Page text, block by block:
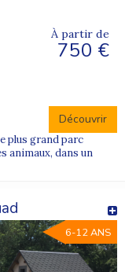
À partir de
750 €
Découvrir
plus grand parc
animaux, dans un
6-12 ANS